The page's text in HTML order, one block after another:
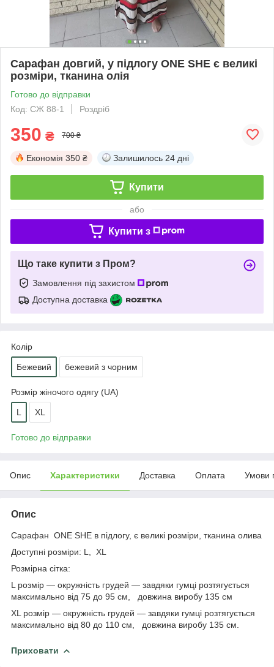
Сарафан довгий, у підлогу ONE SHE є великі
розміри, тканина олія
Готово до відправки
Код: СЖ 88-1
Роздріб
350 ₴ 700 ₴
Економія 350 ₴ Залишилось 24 дні
Купити
або
Купити з
Що таке купити з Пром?
Замовлення під захистом
Доступна доставка
Колір
Бежевий бежевий з чорним
Розмір жіночого одягу (UA)
L XL
Готово до відправки
Опис Характеристики Доставка Оплата Умови
Опис
Сарафан ONE SHE в підлогу, є великі розміри, тканина олива
Доступні розміри: L, XL
Розмірна сітка:
L розмір — окружність грудей — завдяки гумці розтягується
максимально від 75 до 95 см, довжина виробу 135 см
XL розмір — окружність грудей — завдяки гумці розтягується
максимально від 80 до 110 см, довжина виробу 135 см.
Приховати